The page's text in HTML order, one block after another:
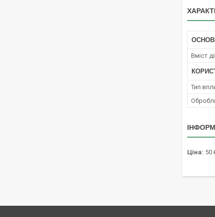
Вміст
Тип
Ціна: 50